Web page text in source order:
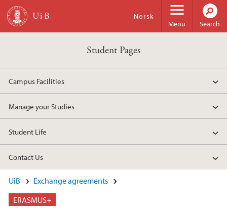
Skip to main content
Menu
Norsk
Search
Student Pages
Campus Facilities
Manage your Studies
Student Life
Contact Us
UiB
Exchange agreements
ERASMUS+